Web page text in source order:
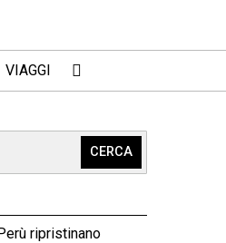
VIAGGI
CERCA
ripristinano